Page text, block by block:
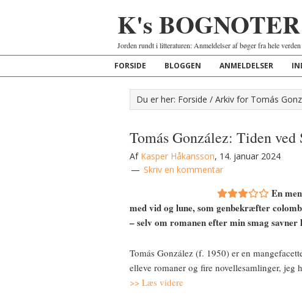
K's BOGNOTER
Jorden rundt i litteraturen: Anmeldelser af bøger fra hele verden
FORSIDE BLOGGEN ANMELDELSER
Du er her: Forside / Arkiv for Tomás
Tomás González: Tiden ved
Af Kasper Håkansson, 14. januar 2024
Skriv en kommentar
En
med vid og lune, som genbekræfter
– selv om romanen efter min smag
Tomás González (f. 1950) er en
elleve romaner og fire novellesamlinger,
>> Læs videre